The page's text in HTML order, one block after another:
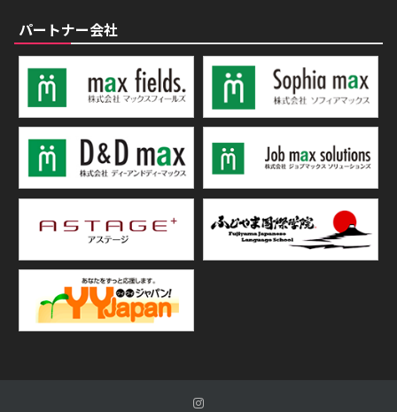
パートナー会社